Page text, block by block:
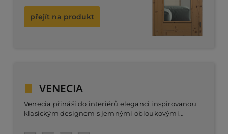
přejít na produkt
VENECIA
Venecia přináší do interiérů eleganci inspirovanou
klasickým designem s jemnými obloukovými